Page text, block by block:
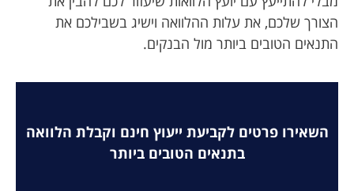
הצורך שלכם, את עלות ההלוואה וישיג בשבילכם את
התנאים הטובים ביותר מול הבנקים.
השאירו פרטים לקביעת ייעוץ חינם וקבלת הלוואה
בתנאים הטובים ביותר